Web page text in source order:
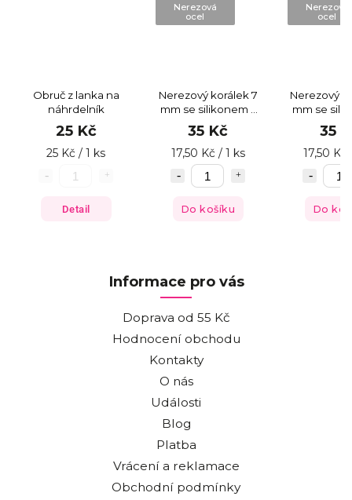
Obruč z lanka na
náhrdelník
25 Kč
25 Kč / 1 ks
Detail
Nerezová
ocel
Nerezový korálek 7
mm se silikonem v
dírce
35 Kč
17,50 Kč / 1 ks
Do košíku
Nerezová
ocel
Nerezový
mm se
35
17,50 Kč
Do
Informace pro vás
Doprava od 55 Kč
Hodnocení obchodu
Kontakty
O nás
Události
Blog
Platba
Vrácení a reklamace
Obchodní podmínky